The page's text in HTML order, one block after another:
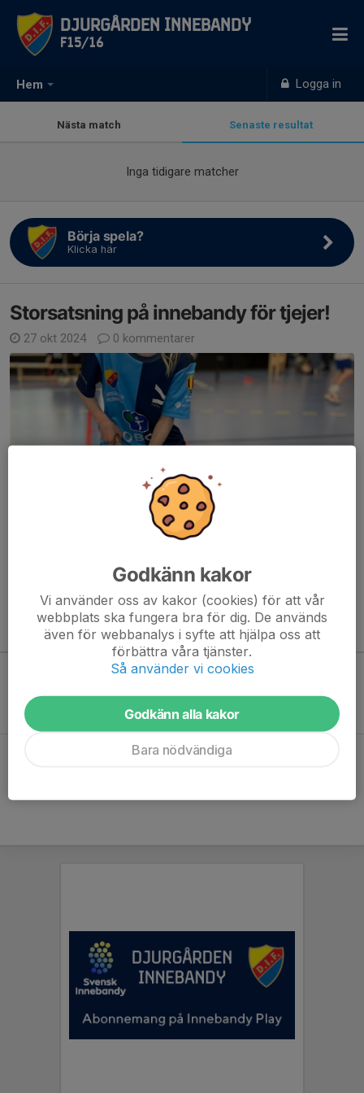
Hem Logga in
Djurgården Innebandy
F15/16
Nästa match Senaste resultat
Inga tidigare matcher
Börja spela?
Klicka här
Storsatsning på innebandy för tjejer!
27 okt 2024 0 kommentarer
– nya lag, fler träningstillfällen och utökat matchspel
Djurgården Innebandy gör tillsammans med vår
samarbetspartner IBF Offensiv Lidingö en storsatsning på
Kommande aktiviteter
Inga aktiviteter inbokade
Godkänn kakor
Vi använder oss av kakor (cookies) för att vår
webbplats ska fungera bra för dig. De används
även för webbanalys i syfte att hjälpa oss att
förbättra våra tjänster.
Så använder vi cookies
Godkänn alla kakor
Bara nödvändiga